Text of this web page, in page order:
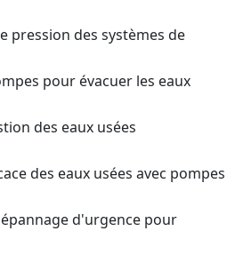
pression des systèmes de
pour évacuer les eaux
des eaux usées
des eaux usées avec pompes
d'urgence pour